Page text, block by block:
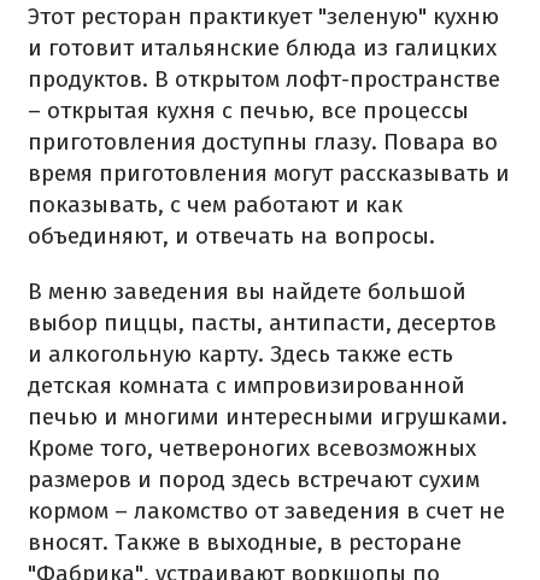
Этот ресторан практикует "зеленую" кухню
и готовит итальянские блюда из галицких
продуктов. В открытом лофт-пространстве
– открытая кухня с печью, все процессы
приготовления доступны глазу. Повара во
время приготовления могут рассказывать и
показывать, с чем работают и как
объединяют, и отвечать на вопросы.
В меню заведения вы найдете большой
выбор пиццы, пасты, антипасти, десертов
и алкогольную карту. Здесь также есть
детская комната с импровизированной
печью и многими интересными игрушками.
Кроме того, четвероногих всевозможных
размеров и пород здесь встречают сухим
кормом – лакомство от заведения в счет не
вносят. Также в выходные, в ресторане
"Фабрика", устраивают воркшопы по